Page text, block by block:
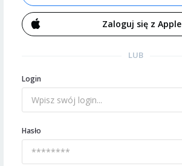
Zaloguj się z Apple
LUB
Login
Hasło